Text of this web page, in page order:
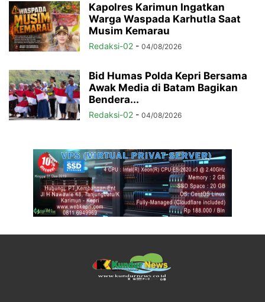
Kapolres Karimun Ingatkan
Warga Waspada Karhutla Saat
Musim Kemarau
Redaksi-02 - 04/08/2026
Bid Humas Polda Kepri Bersama
Awak Media di Batam Bagikan
Bendera...
Redaksi-02 - 04/08/2026